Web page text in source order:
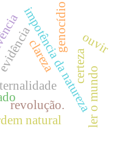
impotência da natureza
genocídio
ler o mundo
revolução.
natural
clareza certeza
ouvir